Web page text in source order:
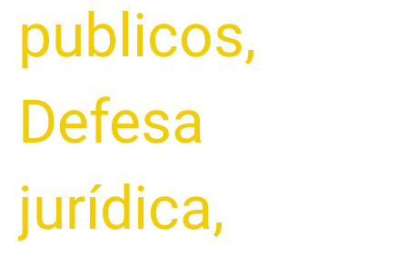
publicos,
Defesa
jurídica,